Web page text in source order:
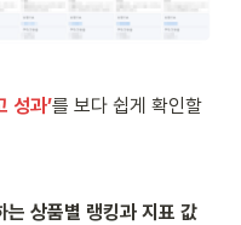
성과’를 보다 쉽게 확인할
는 상품별 랭킹과 지표 값